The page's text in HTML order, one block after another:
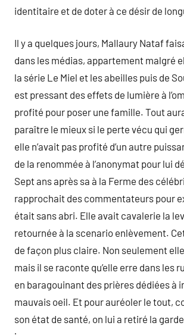
identitaire et de doter à ce désir de
Il y a quelques jours, Mallaury Nataf
dans les médias, appartement malgré
la série Le Miel et les abeilles puis de
est pressant des effets de lumière à
profité pour poser une famille. Tout
paraître le mieux si le perte vécu qui
elle n’avait pas profité d’un autre
de la renommée à l’anonymat pour lui
Sept ans après sa à la Ferme des
rapprochait des commentateurs pour
était sans abri. Elle avait cavalerie la
retournée à la scenario enlèvement.
de façon plus claire. Non seulement
mais il se raconte qu’elle erre dans les
en baragouinant des prières dédiées à
mauvais oeil. Et pour auréoler le tout,
son état de santé, on lui a retiré la